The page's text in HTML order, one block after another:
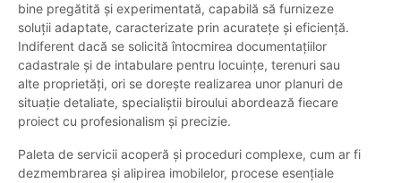
bine pregătită și experimentată, capabilă să furnizeze
soluții adaptate, caracterizate prin acuratețe și eficiență.
Indiferent dacă se solicită întocmirea documentațiilor
cadastrale și de intabulare pentru locuințe, terenuri sau
alte proprietăți, ori se dorește realizarea unor planuri de
situație detaliate, specialiștii biroului abordează fiecare
proiect cu profesionalism și precizie.
Paleta de servicii acoperă și proceduri complexe, cum ar fi
dezmembrarea și alipirea imobilelor, procese esențiale